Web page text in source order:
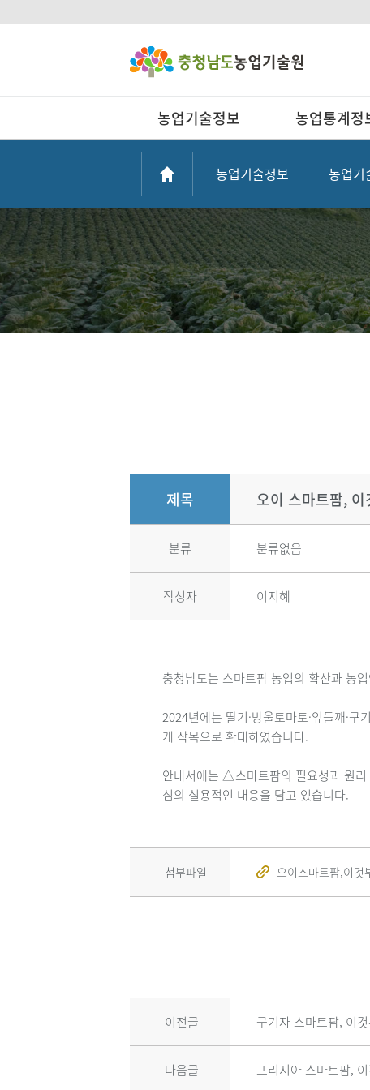
농업기술정보 농업통계정
농업기술정보 농업기
제목 오이 스마트팜,
분류 분류없음
작성자 이지혜
충청남도는 스마트팜 농업의 확산과 농
2024년에는 딸기·방울토마토·잎들깨·
개 작목으로 확대하였습니다.
안내서에는 △스마트팜의 필요성과 원
심의 실용적인 내용을 담고 있습니다.
첨부파일 오이스마트팜,이것
이전글 구기자 스마트팜, 이
다음글 프리지아 스마트팜,